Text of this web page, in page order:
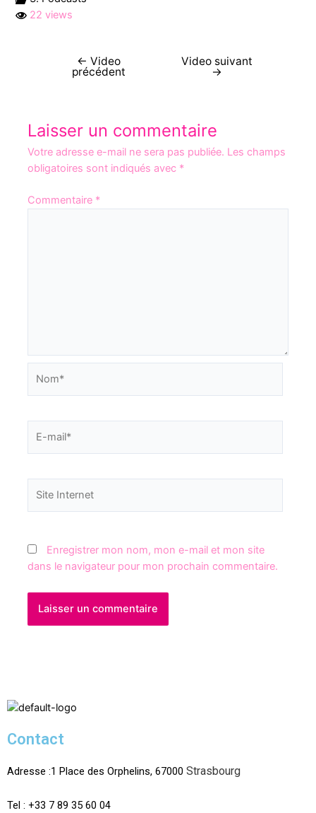
22 views
← Video
précédent
Video suivant
→
Laisser un commentaire
Votre adresse e-mail ne sera pas publiée. Les champs
obligatoires sont indiqués avec *
Commentaire *
Enregistrer mon nom, mon e-mail et mon site
dans le navigateur pour mon prochain commentaire.
Contact
Adresse :1 Place des Orphelins, 67000 Strasbourg
Tel : +33 7 89 35 60 04